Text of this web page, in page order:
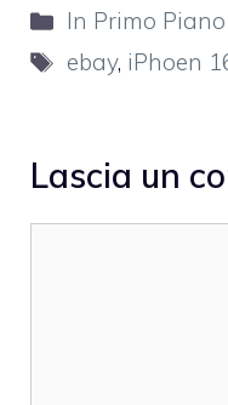
Categorie
In Primo Piano
Tag
ebay, iPhoen
Lascia un